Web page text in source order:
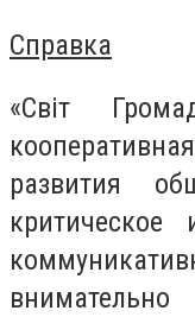
Справка
«Свiт
развития